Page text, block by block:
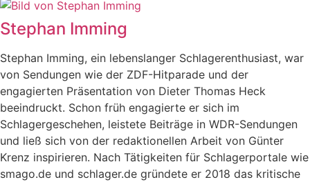
Stephan Imming
Stephan Imming, ein lebenslanger Schlagerenthusiast, war
von Sendungen wie der ZDF-Hitparade und der
engagierten Präsentation von Dieter Thomas Heck
beeindruckt. Schon früh engagierte er sich im
Schlagergeschehen, leistete Beiträge in WDR-Sendungen
und ließ sich von der redaktionellen Arbeit von Günter
Krenz inspirieren. Nach Tätigkeiten für Schlagerportale wie
smago.de und schlager.de gründete er 2018 das kritische